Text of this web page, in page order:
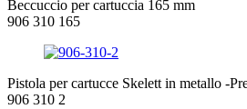
Beccuccio per cartuccia 165 mm
906 310 165
Pistola per cartucce Skelett in metallo -
906 310 2